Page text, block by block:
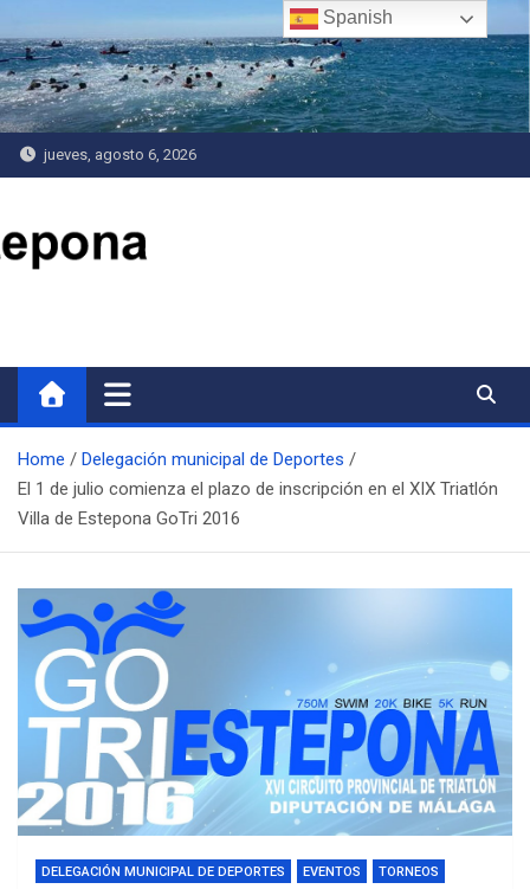
al
contenido
jueves, agosto 6, 2026
Home
Delegación municipal de Deportes
El 1 de julio comienza el plazo de inscripción en el XIX Triatlón
Villa de Estepona GoTri 2016
DELEGACIÓN MUNICIPAL DE DEPORTES EVENTOS TORNEOS
Spanish